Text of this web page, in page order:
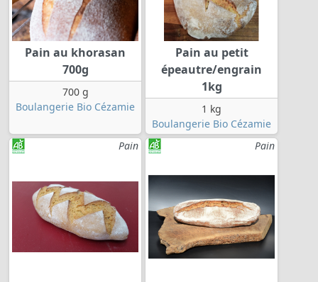
Pain au khorasan
700g
700 g
Boulangerie Bio Cézamie
Pain au petit
épeautre/engrain
1kg
1 kg
Boulangerie Bio Cézamie
Pain
Pain